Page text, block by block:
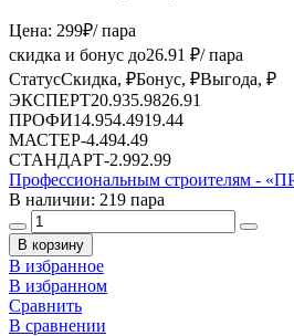
Цена: 299₽/ пара
скидка и бонус до26.91 ₽/ пара
СтатусСкидка, ₽Бонус, ₽Выгода, ₽
ЭКСПЕРТ20.935.9826.91
ПРОФИ14.954.4919.44
МАСТЕР-4.494.49
СТАНДАРТ-2.992.99
Профессиональным строителям -
В наличии: 219 пара
В корзину
В избранное
В избранном
Сравнить
В сравнении